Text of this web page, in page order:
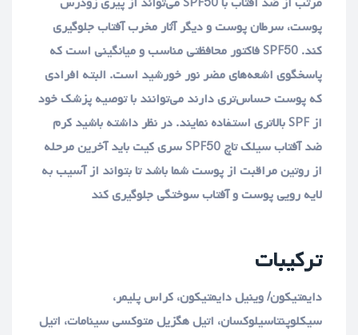
پوست، سرطان پوست و دیگر آثار مخرب آفتاب جلوگیری
کند. SPF50 فاکتور محافظتی مناسب و میانگینی است که
پاسخگوی اشعه‌های مضر نور خورشید است. البته افرادی
که پوست حساس‌تری دارند می‌توانند با توصیه پزشک خود
از SPF بالاتری استفاده نمایند. در نظر داشته باشید کرم
ضد آفتاب سیلک تاچ SPF50 سری کیت باید آخرین مرحله
از روتین مراقبت از پوست شما باشد تا بتواند از آسیب به
لایه رویی پوست و آفتاب سوختگی جلوگیری کند
ترکیبات
دایمتیکون/ وینیل دایمتیکون، کراس پلیمر،
سیکلوپنتاسیلوکسان، اتیل هگزیل متوکسی سینامات، اتیل